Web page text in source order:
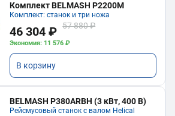
Комплект BELMASH P2200M
Комплект: станок и три ножа
46 304 ₽ 57 880 ₽
Экономия: 11 576 ₽
В корзину
BELMASH P380ARBH (3 кВт, 400 В)
Рейсмусовый станок с валом Helical